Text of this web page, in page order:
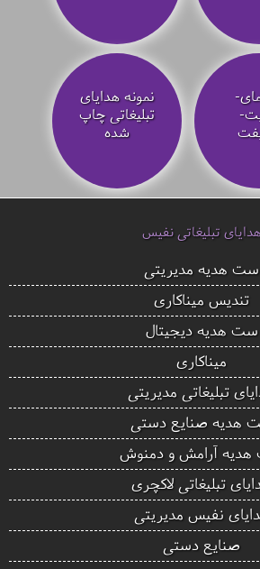
نمونه هدایای
تبلیغاتی چاپ
شده
هدایای تبلیغاتی نفیس
ست هدیه مدیریتی
تندیس میناکاری
ست هدیه دیجیتال
میناکاری
تبلیغاتی مدیریتی
هدیه صنایع دستی
آرامش و دمنوش
تبلیغاتی لاکچری
نفیس مدیریتی
صنایع دستی